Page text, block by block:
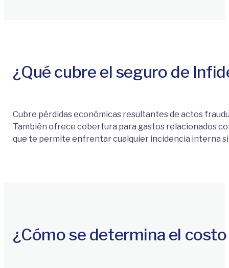
¿Qué cubre el seguro de
Cubre pérdidas económicas resultantes de actos
También ofrece cobertura para gastos relacionados
que te permite enfrentar cualquier incidencia interna
¿Cómo se determina el